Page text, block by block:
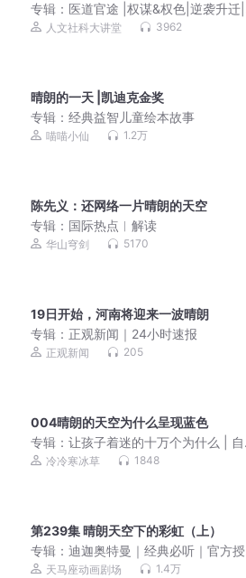
专辑： 医道官途 |权谋&权色|逆袭升迁|
平步青云
人文社科大讲堂 3962
晴朗的一天 |凯迪克金奖
专辑：经典益智儿童绘本故事
喵喵小仙 1.2万
陈先义：还网络一片晴朗的天空
专辑： 国际热点︱解读
华山穹剑 5170
19日开始，河南将迎来一波晴朗
专辑： 正观新闻｜24小时速报
正观新闻 205
004晴朗的天空为什么呈现蓝色
专辑：让孩子着迷的十万个为什么 | 自
然与科技 | 科普大百科
冷冷寒冰草 1848
第239集 晴朗天空下的彩虹（上）
专辑：迪迦奥特曼｜经典必听｜官方授
权【天马座动画剧场】
天马座动画剧场 1.4万